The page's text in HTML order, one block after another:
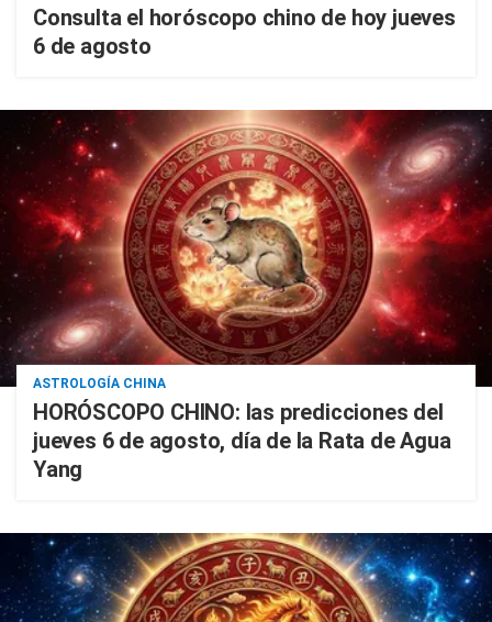
Consulta el horóscopo chino de hoy jueves
6 de agosto
ASTROLOGÍA CHINA
HORÓSCOPO CHINO: las predicciones del
jueves 6 de agosto, día de la Rata de Agua
Yang